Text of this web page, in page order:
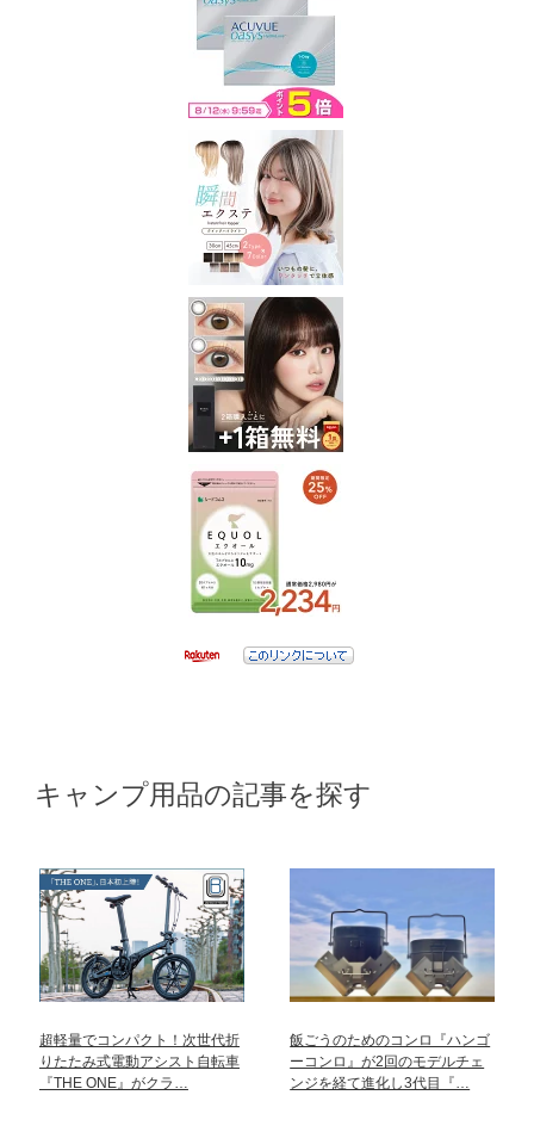
キャンプ用品の記事を探す
超軽量でコンパクト！次世代折
りたたみ式電動アシスト自転車
『THE ONE』がクラ…
飯ごうのためのコンロ『ハンゴ
ーコンロ』が2回のモデルチェ
ンジを経て進化し3代目『…